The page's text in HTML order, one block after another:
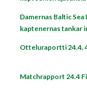
Damernas Baltic Sea
kaptenernas tankar
Otteluraportti 24.4.
Matchrapport 24.4